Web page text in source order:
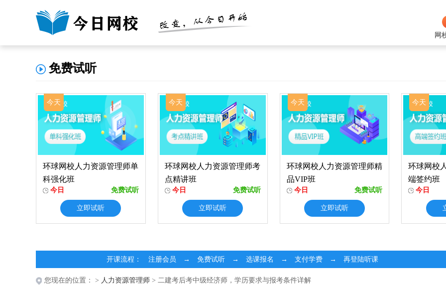
网
免费试听
今天
环球网校人力资源管理师单
科强化班
今日 免费试听
立即试听
今天
环球网校人力资源管理师考
点精讲班
今日 免费试听
立即试听
今天
环球网校人力资源管理师精
品VIP班
今日 免费试听
立即试听
今天
环球网校
端签约班
今日
开课流程： 注册会员 → 免费试听 → 选课报名 → 支付学费 → 再登陆听课
您现在的位置： > 人力资源管理师 > 二建考后考中级经济师，学历要求与报考条件详解